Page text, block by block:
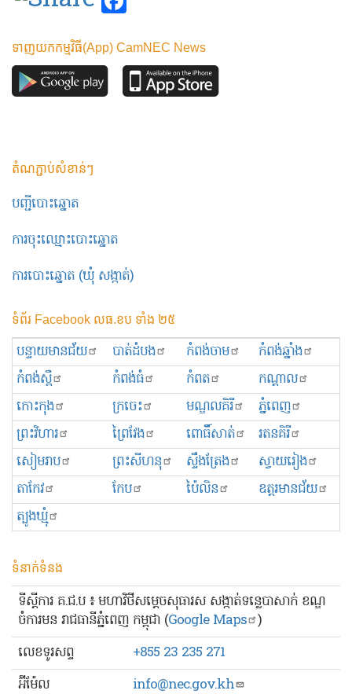
ទាញយកកម្មវិធី(App) CamNEC News
តំណភ្ជាប់សំខាន់ៗ
បញ្ជីបោះឆ្នោត
ការចុះឈ្មោះបោះឆ្នោត
ការបោះឆ្នោត (ឃុំ សង្កាត់)
ទំព័រ Facebook លធ.ខប ទាំង ២៥
បន្ទាយមានជ័យ បាត់ដំបង កំពង់ចាម
កំពង់ឆ្នាំង
កំពង់ស្ពឺ
កំពង់ធំ កំពត
កណ្ដាល
កោះកុង
ក្រចេះ មណ្ឌលគិរី
ភ្នំពេញ
ព្រះ​វិហារ
ព្រៃវែង ពោធិ៍សាត់
រតនគិរី
សៀមរាប
ព្រះសីហនុ ស្ទឹងត្រែង
ស្វាយរៀង
តាកែវ
កែប ប៉ៃលិន
ឧត្ដរមានជ័យ
ត្បូងឃ្មុំ
ទំនាក់ទំនង
ទីស្ដីការ គ.ជ.ប ៖ មហាវិថីសម្ដេចសុធារស សង្កាត់ទន្លេបាសាក់ ខណ្ឌ
ចំការមន រាជធានីភ្នំពេញ កម្ពុជា (Google Maps )
លេខ​ទូរសព្ទ
+855 23 235 271
អ៊ីម៉ែល
info@nec.gov.kh